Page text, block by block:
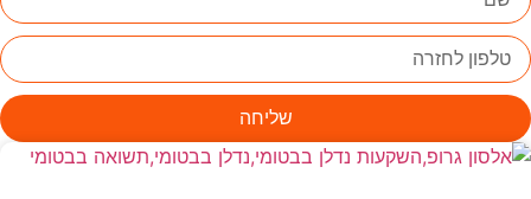
שליחה